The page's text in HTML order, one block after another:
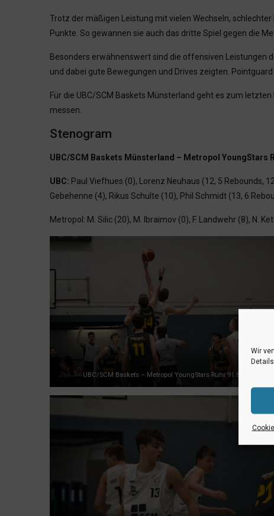
Wir
Trotz der mäßigen Leistung mit vielen Wechseln,
Punkte. So gewannen sie auch das dritte Spiel gegen die
Besonders erwähnenswert sind die offensiven Leistungen
und dabei gute Bewegungen und Drives zeigten.
Für die UBC/SCM Baskets Münsterland geht es zum
messen.
Stenogram
UBC/SCM Baskets Münsterland – Metropol YoungStars
UBC: Paul Viefhues (0), Lorenz Neuhaus (12, 5 Rebounds,
Gebehenne (4), Rikus Schulte (10), Phil Schmidt (13, 6
Metropol: M. Silic (20), M. Ibraimov (0), F. Landwehr (8), N.
UBC/SCM Baskets – Metropol YoungStars Ruhr 91:84